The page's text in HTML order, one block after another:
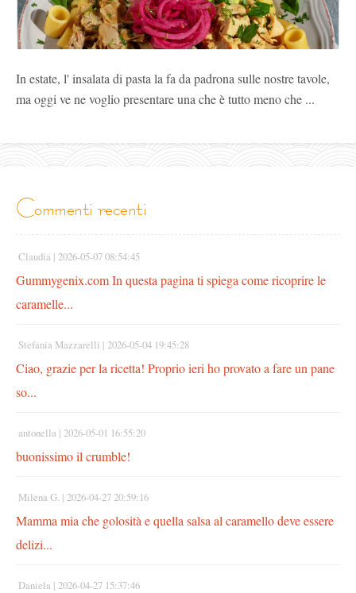
In estate, l' insalata di pasta la fa da padrona sulle nostre tavole,
ma oggi ve ne voglio presentare una che è tutto meno che ...
commenti recenti
Claudia | 2026-05-07 08:54:45
Gummygenix.com In questa pagina ti spiega come ricoprire le
caramelle...
Stefania Mazzarelli | 2026-05-04 19:45:28
Ciao, grazie per la ricetta! Proprio ieri ho provato a fare un pane
so...
antonella | 2026-05-01 16:55:20
buonissimo il crumble!
Milena G. | 2026-04-27 20:59:16
Mamma mia che golosità e quella salsa al caramello deve essere
delizi...
Daniela | 2026-04-27 15:37:46